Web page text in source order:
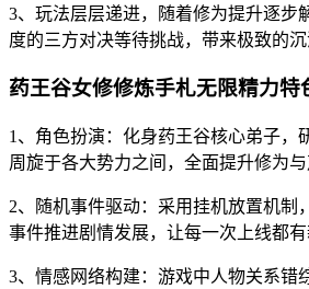
3、玩法层层递进，随着修为提升逐步
度的三方对决等待挑战，带来极致的沉
药王谷女修修炼手札无限精力特
1、角色扮演：化身药王谷核心弟子，
周旋于各大势力之间，全面提升修为与
2、随机事件驱动：采用挂机放置机制
事件推进剧情发展，让每一次上线都有
3、情感网络构建：游戏中人物关系错